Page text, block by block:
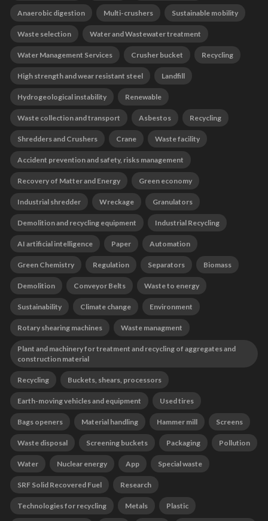
Anaerobic digestion Multi-crushers Sustainable mobility
Waste selection Water and Wastewater treatment
Water Management Services Crusher bucket Recycling
High strength and wear resistant steel Landfill
Hydrogeological instability Renewable
Waste collection and transport Asbestos Recycling
Shredders and Crushers Crane Waste facility
Accident prevention and safety, risks management
Recovery of Matter and Energy Green economy
Industrial shredder Wreckage Granulators
Demolition and recycling equipment Industrial Recycling
AI artificial intelligence Paper Automation
Green Chemistry Regulation Separators Biomass
Demolition Conveyor Belts Waste to energy
Sustainability Climate change Environment
Rotary shearing machines Waste managment
Plant and machinery for treatment and recycling of aggregates and
construction material
Recycling Buckets, shears, processors
Earth-moving vehicles and equipment Used tires
Bags openers Material handling Hammer mill Screens
Waste disposal Screening buckets Packaging Pollution
Water Nuclear energy App Special waste
SRF Solid Recovered Fuel Research
Technologies for recycling Metals Plastic